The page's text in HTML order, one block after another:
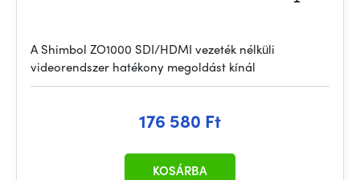
A Shimbol ZO1000 SDI/HDMI vezeték nélküli
videorendszer hatékony megoldást kínál
176 580 Ft
KOSÁRBA